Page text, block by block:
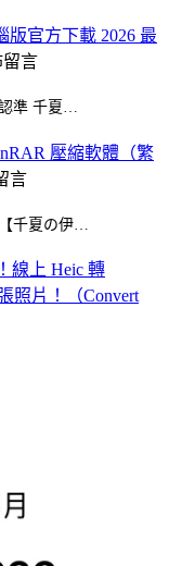
版官方下載 2026 最
留言
準 千夏…
壓縮軟體（繁
言
千夏の伊…
線上 Heic 轉
照片！（Convert